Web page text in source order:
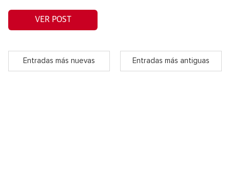
VER POST
Entradas más nuevas Entradas más antiguas